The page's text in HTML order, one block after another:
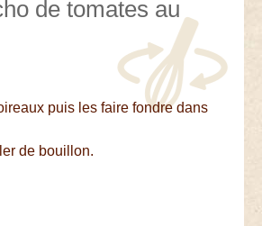
de tomates au
puis les faire fondre dans
de bouillon.